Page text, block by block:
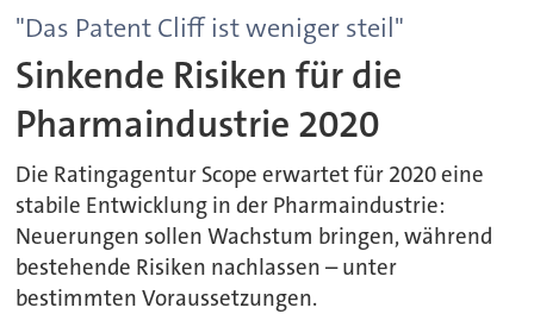
"Das Patent Cliff ist weniger steil"
Sinkende Risiken für die
Pharmaindustrie 2020
Die Ratingagentur Scope erwartet für 2020 eine
stabile Entwicklung in der Pharmaindustrie:
Neuerungen sollen Wachstum bringen, während
bestehende Risiken nachlassen – unter
bestimmten Voraussetzungen.